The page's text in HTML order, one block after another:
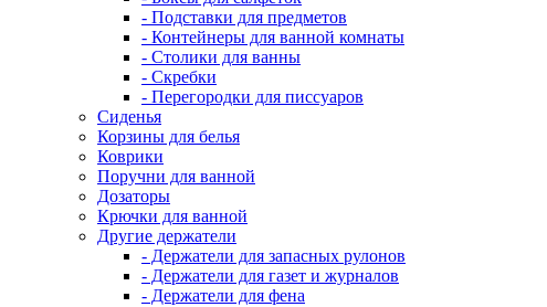
- Подставки для предметов
- Контейнеры для ванной комнаты
- Столики для ванны
- Скребки
- Перегородки для писсуаров
Сиденья
Корзины для белья
Коврики
Поручни для ванной
Дозаторы
Крючки для ванной
Другие держатели
- Держатели для запасных рулонов
- Держатели для газет и журналов
- Держатели для фена